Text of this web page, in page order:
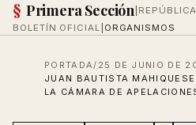
§ Primera Sección
BOLETÍN OFICIAL ORGANISMOS
PORTADA/ 25 DE JUNIO DE
JUAN BAUTISTA
LA CÁMARA DE